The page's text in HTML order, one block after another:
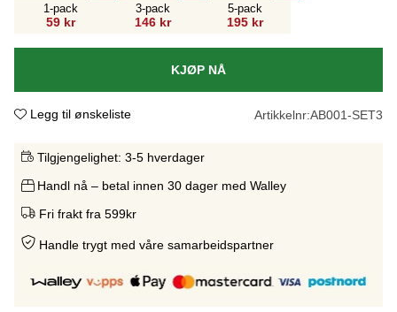
1-pack
59 kr
3-pack
146 kr
5-pack
195 kr
KJØP NÅ
Legg til ønskeliste Artikkelnr:AB001-SET3
Tilgjengelighet: 3-5 hverdager
Handl nå – betal innen 30 dager med Walley
Fri frakt fra 599kr
Handle trygt med våre samarbeidspartner